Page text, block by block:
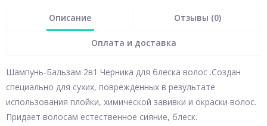
Описание Отзывы (0)
Оплата и доставка
Шампунь-Бальзам 2в1 Черника для блеска волос .Создан
специально для сухих, поврежденных в результате
использования плойки, химической завивки и окраски волос.
Придает волосам естественное сияние, блеск.